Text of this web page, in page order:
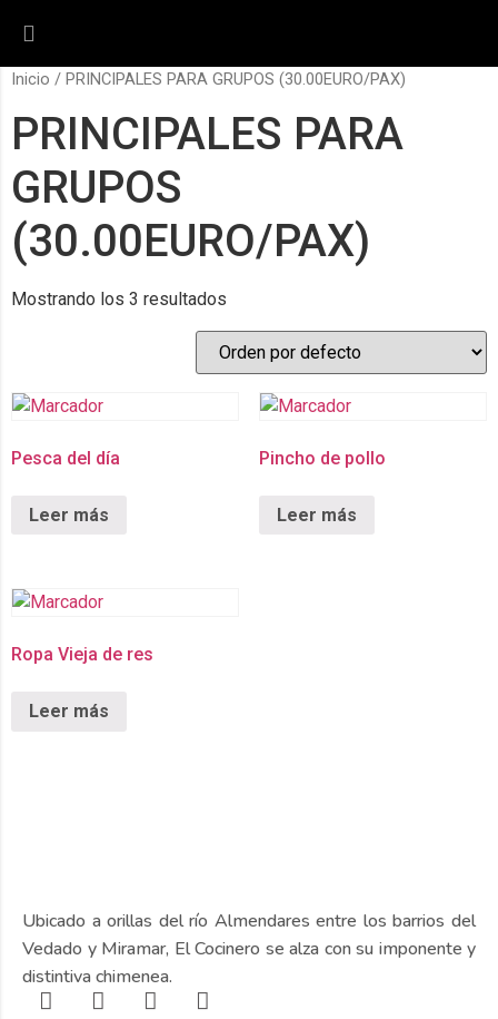
Inicio / PRINCIPALES PARA GRUPOS (30.00EURO/PAX)
PRINCIPALES PARA
GRUPOS
(30.00EURO/PAX)
Mostrando los 3 resultados
Pesca del día
Leer más
Pincho de pollo
Leer más
Ropa Vieja de res
Leer más
Ubicado a orillas del río Almendares entre los barrios del
Vedado y Miramar, El Cocinero se alza con su imponente y
distintiva chimenea.